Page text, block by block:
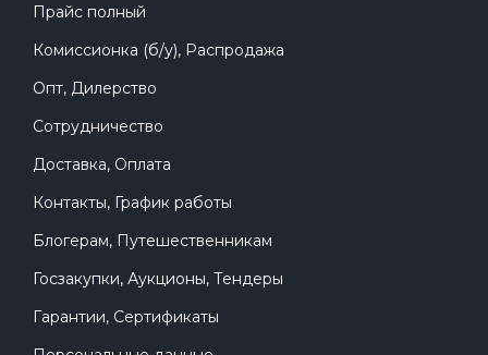
Прайс полный
Комиссионка (б/у), Распродажа
Опт, Дилерство
Сотрудничество
Доставка, Оплата
Контакты, График работы
Блогерам, Путешественникам
Госзакупки, Аукционы, Тендеры
Гарантии, Сертификаты